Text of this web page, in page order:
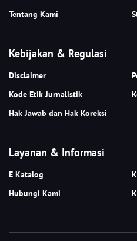
Tentang Kami
Kebijakan & Regulasi
Disclaimer
Kode Etik Jurnalistik
Hak Jawab dan Hak Koreksi
Layanan & Informasi
E Katalog
Hubungi Kami